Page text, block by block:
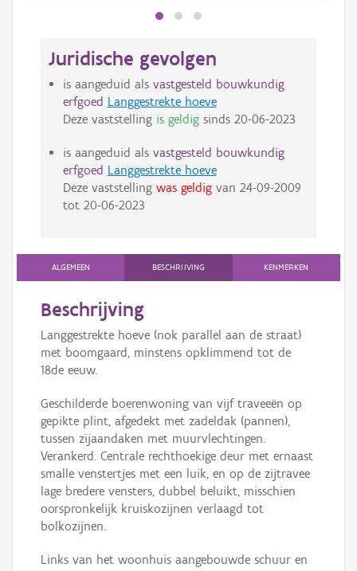
Juridische gevolgen
is aangeduid als vastgesteld bouwkundig
erfgoed Langgestrekte hoeve
Deze vaststelling is geldigsinds 20-06-2023
is aangeduid als vastgesteld bouwkundig
erfgoed Langgestrekte hoeve
Deze vaststelling was geldigvan 24-09-2009
tot 20-06-2023
ALGEMEEN BESCHRIJVING KENMERKEN
Beschrijving
Langgestrekte hoeve (nok parallel aan de straat)
met boomgaard, minstens opklimmend tot de
18de eeuw.
Geschilderde boerenwoning van vijf traveeën op
gepikte plint, afgedekt met zadeldak (pannen),
tussen zijaandaken met muurvlechtingen.
Verankerd. Centrale rechthoekige deur met ernaast
smalle venstertjes met een luik, en op de zijtravee
lage bredere vensters, dubbel beluikt, misschien
oorspronkelijk kruiskozijnen verlaagd tot
bolkozijnen.
Links van het woonhuis aangebouwde schuur en